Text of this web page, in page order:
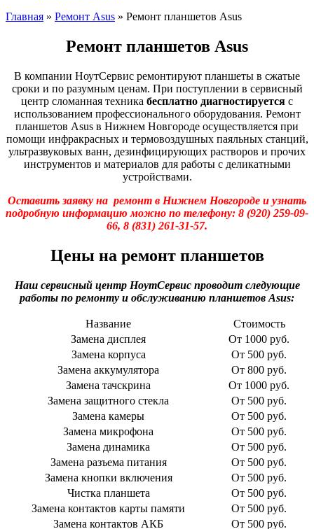
Главная » Ремонт Asus » Ремонт планшетов Asus
Ремонт планшетов Asus
В компании НоутСервис ремонтируют планшеты в сжатые
сроки и по разумным ценам. При поступлении в сервисный
центр сломанная техника бесплатно диагностируется с
использованием профессионального оборудования. Ремонт
планшетов Asus в Нижнем Новгороде осуществляется при
помощи инфракрасных и термовоздушных паяльных станций,
ультразвуковых ванн, дезинфицирующих растворов и прочих
инструментов и материалов для работы с деликатными
устройствами.
Оставить заявку на ремонт в Нижнем Новгороде и узнать
подробную информацию можно по телефону: 8 (920) 259-09-
66, 8 (831) 261-31-57.
Цены на ремонт планшетов
Наш сервисный центр НоутСервис проводит следующие
работы по ремонту и обслуживанию планшетов Asus:
Название
Стоимость
Замена дисплея
От 1000 руб.
Замена корпуса
От 500 руб.
Замена аккумулятора
От 800 руб.
Замена тачскрина
От 1000 руб.
Замена защитного стекла
От 500 руб.
Замена камеры
От 500 руб.
Замена микрофона
От 500 руб.
Замена динамика
От 500 руб.
Замена разъема питания
От 500 руб.
Замена кнопки включения
От 500 руб.
Чистка планшета
От 500 руб.
Замена контактов карты памяти
От 500 руб.
Замена контактов АКБ
От 500 руб.